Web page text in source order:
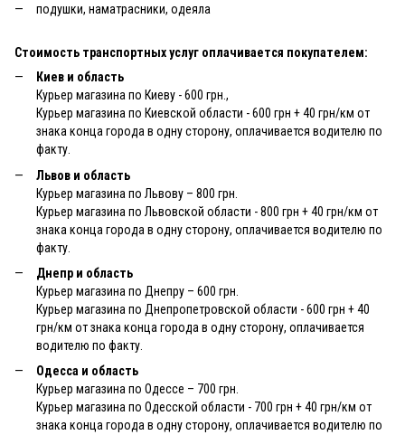
подушки, наматрасники, одеяла
Стоимость транспортных услуг оплачивается покупателем:
Киев и область
Курьер магазина по Киеву - 600 грн.,
Курьер магазина по Киевской области - 600 грн + 40 грн/км от
знака конца города в одну сторону, оплачивается водителю по
факту.
Львов и область
Курьер магазина по Львову – 800 грн.
Курьер магазина по Львовской области - 800 грн + 40 грн/км от
знака конца города в одну сторону, оплачивается водителю по
факту.
Днепр и область
Курьер магазина по Днепру – 600 грн.
Курьер магазина по Днепропетровской области - 600 грн + 40
грн/км от знака конца города в одну сторону, оплачивается
водителю по факту.
Одесса и область
Курьер магазина по Одессе – 700 грн.
Курьер магазина по Одесской области - 700 грн + 40 грн/км от
знака конца города в одну сторону, оплачивается водителю по